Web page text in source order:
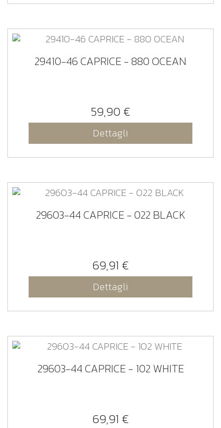
29410-46 CAPRICE - 880 OCEAN
59,90 €
Dettagli
29603-44 CAPRICE - 022 BLACK
69,91 €
Dettagli
29603-44 CAPRICE - 102 WHITE
69,91 €